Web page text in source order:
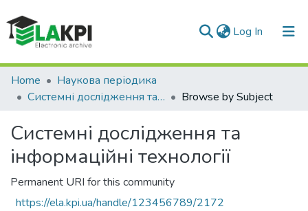
Log In (current)
Communities & Collections
All of DSpace
Home
Наукова періодика
Системні дослідження та інформаційні технології
Browse by Subject
Системні дослідження та
інформаційні технології
Permanent URI for this community
https://ela.kpi.ua/handle/123456789/2172